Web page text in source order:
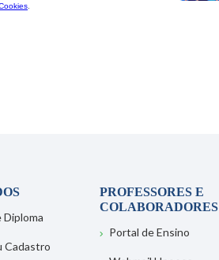
Cadastro
PROFESSORES E
COLABORADORES
Portal de Ensino